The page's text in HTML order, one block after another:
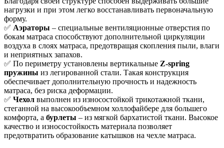
нагрузки и при этом легко восстанавливать первоначальную
форму.
✅ Аэраторы – специальные вентиляционные отверстия по
бокам матраса способствуют дополнительной циркуляции
воздуха в слоях матраса, предотвращая скопления пыли, влаги
и неприятных запахов.
✅ По периметру установлены вертикальные Z-spring
пружины из легированной стали. Такая конструкция
обеспечивает дополнительную прочность и надежность
матраса, без риска деформации.
✅ Чехол выполнен из износостойкой трикотажной ткани,
стеганной на высокообъемном холлофайбере для большего
комфорта, а бурлеты – из мягкой бархатистой ткани. Высокое
качество и износостойкость материала позволяет
предотвратить образование катышков на чехле матраса.